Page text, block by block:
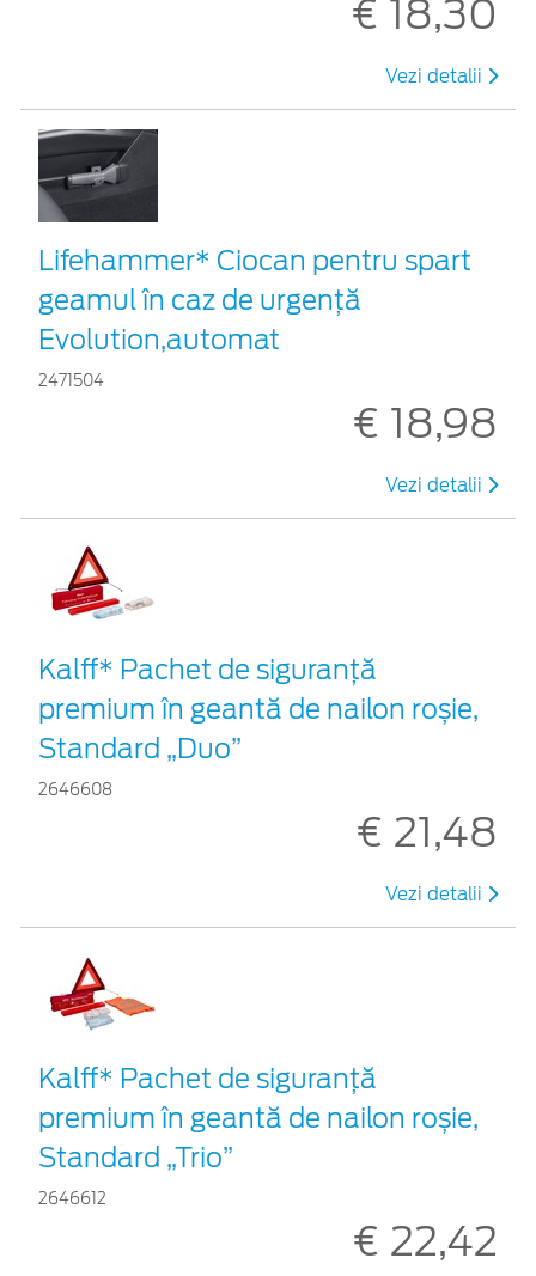
€ 18,30
Vezi detalii
Lifehammer* Ciocan pentru spart
geamul în caz de urgenţă
Evolution,automat
2471504
€ 18,98
Vezi detalii
Kalff* Pachet de siguranţă
premium în geantă de nailon roșie,
Standard „Duo”
2646608
€ 21,48
Vezi detalii
Kalff* Pachet de siguranţă
premium în geantă de nailon roșie,
Standard „Trio”
2646612
€ 22,42